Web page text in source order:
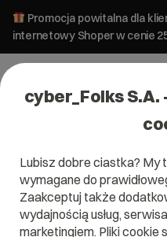
Promocja powitalna dla
internetowy Shoper w cenie
cyber_Folks
Lubisz dobre ciastka? My
wymagane do
Zaakceptuj także
wydajnością usług,
marketingiem. Pliki cookie